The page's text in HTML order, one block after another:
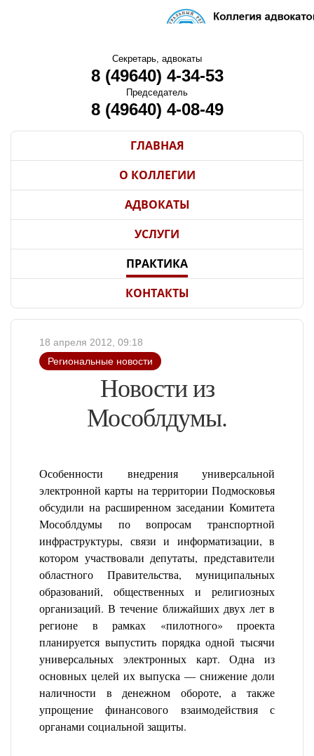
Секретарь, адвокаты
8 (49640) 4-34-53
Председатель
8 (49640) 4-08-49
ГЛАВНАЯ
О КОЛЛЕГИИ
АДВОКАТЫ
УСЛУГИ
ПРАКТИКА
КОНТАКТЫ
18 апреля 2012, 09:18
Региональные новости
Новости из
Мособлдумы.
Особенности внедрения универсальной
электронной карты на территории Подмосковья
обсудили на расширенном заседании Комитета
Мособлдумы по вопросам транспортной
инфраструктуры, связи и информатизации, в
котором участвовали депутаты, представители
областного Правительства, муниципальных
образований, общественных и религиозных
организаций. В течение ближайших двух лет в
регионе в рамках «пилотного» проекта
планируется выпустить порядка одной тысячи
универсальных электронных карт. Одна из
основных целей их выпуска — снижение доли
наличности в денежном обороте, а также
упрощение финансового взаимодействия с
органами социальной защиты.